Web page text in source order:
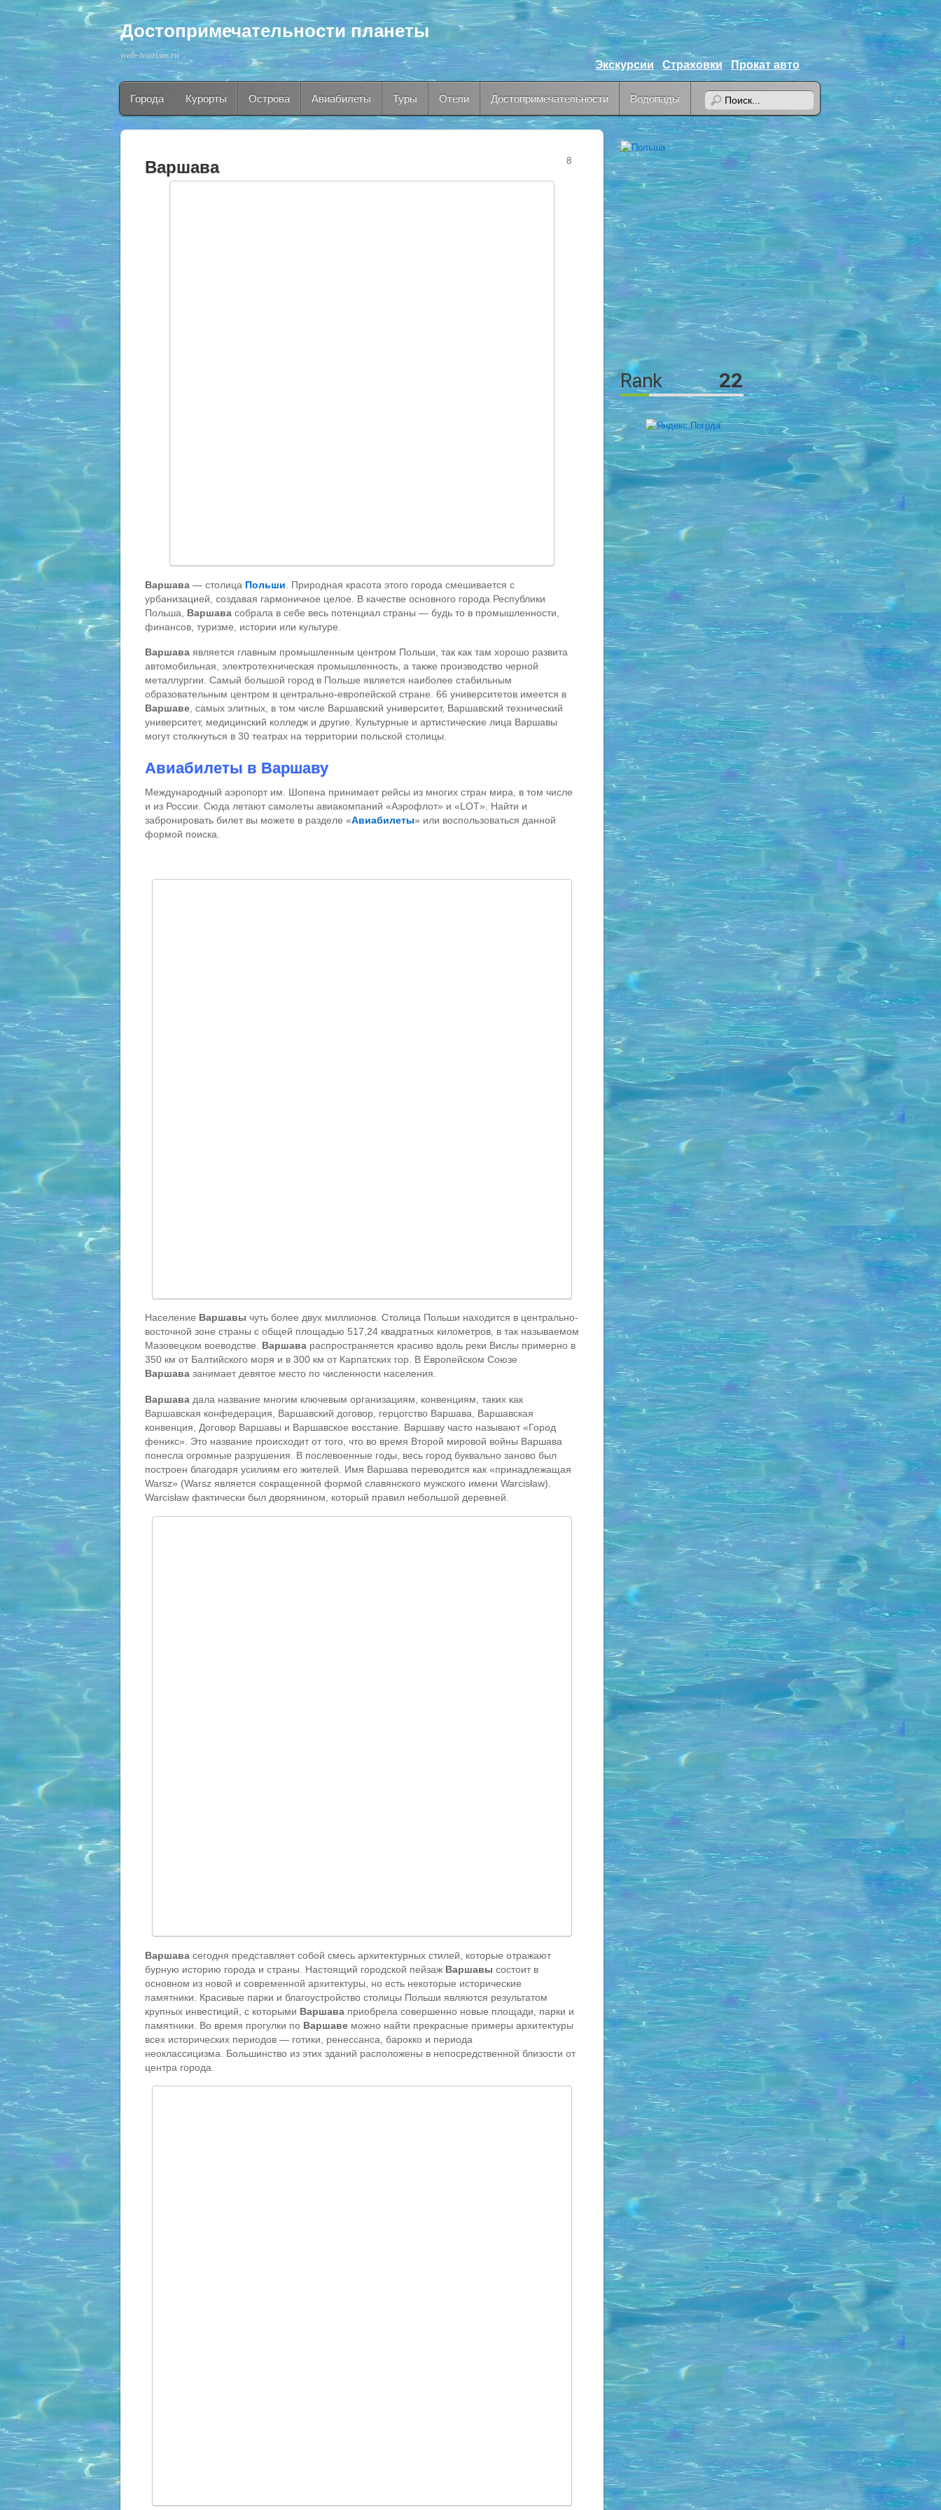
Достопримечательности планеты
web-tourism.ru
Экскурсии Страховки Прокат авто
Города Курорты Острова Авиабилеты Туры Отели Достопримечательности Водопады
Варшава
Варшава — столица Польши . Природная красота этого города смешивается с
урбанизацией, создавая гармоничное целое. В качестве основного города Республики
Польша, Варшава собрала в себе весь потенциал страны — будь то в промышленности,
финансов, туризме, истории или культуре.
Варшава является главным промышленным центром Польши, так как там хорошо развита
автомобильная, электротехническая промышленность, а также производство черной
металлургии. Самый большой город в Польше является наиболее стабильным
образовательным центром в центрально-европейской стране. 66 университетов имеется в
Варшаве, самых элитных, в том числе Варшавский университет, Варшавский технический
университет, медицинский колледж и другие. Культурные и артистические лица Варшавы
могут столкнуться в 30 театрах на территории польской столицы.
Авиабилеты в Варшаву
Международный аэропорт им. Шопена принимает рейсы из многих стран мира, в том числе
и из России. Сюда летают самолеты авиакомпаний «Аэрофлот» и «LOT». Найти и
забронировать билет вы можете в разделе «Авиабилеты» или воспользоваться данной
формой поиска.
Население Варшавы чуть более двух миллионов. Столица Польши находится в центрально-
восточной зоне страны с общей площадью 517,24 квадратных километров, в так называемом
Мазовецком воеводстве. Варшава распространяется красиво вдоль реки Вислы примерно в
350 км от Балтийского моря и в 300 км от Карпатских гор. В Европейском Союзе
Варшава занимает девятое место по численности населения.
Варшава дала название многим ключевым организациям, конвенциям, таких как
Варшавская конфедерация, Варшавский договор, герцогство Варшава, Варшавская
конвенция, Договор Варшавы и Варшавское восстание. Варшаву часто называют «Город
феникс». Это название происходит от того, что во время Второй мировой войны Варшава
понесла огромные разрушения. В послевоенные годы, весь город буквально заново был
построен благодаря усилиям его жителей. Имя Варшава переводится как «принадлежащая
Warsz» (Warsz является сокращенной формой славянского мужского имени Warcisław).
Warcisław фактически был дворянином, который правил небольшой деревней.
Варшава сегодня представляет собой смесь архитектурных стилей, которые отражают
бурную историю города и страны. Настоящий городской пейзаж Варшавы состоит в
основном из новой и современной архитектуры, но есть некоторые исторические
памятники. Красивые парки и благоустройство столицы Польши являются результатом
крупных инвестиций, с которыми Варшава приобрела совершенно новые площади, парки и
памятники. Во время прогулки по Варшаве можно найти прекрасные примеры архитектуры
всех исторических периодов — готики, ренессанса, барокко и периода
неоклассицизма. Большинство из этих зданий расположены в непосредственной близости от
центра города.
8